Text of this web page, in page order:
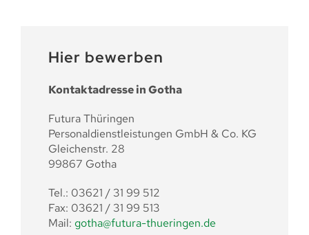
Hier bewerben
Kontaktadresse in Gotha
Futura Thüringen
Personaldienstleistungen GmbH & Co. KG
Gleichenstr. 28
99867 Gotha
Tel.: 03621 / 31 99 512
Fax: 03621 / 31 99 513
Mail: gotha@futura-thueringen.de